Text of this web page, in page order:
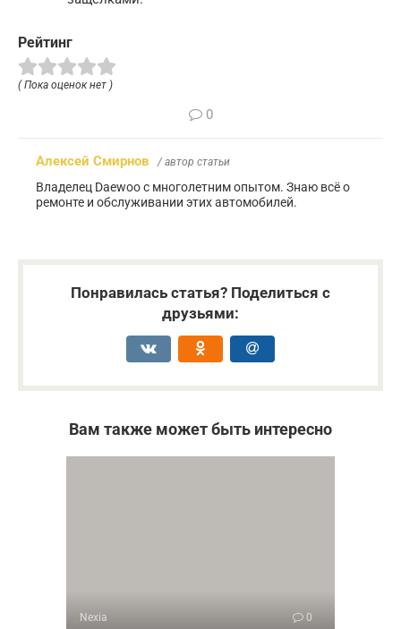
Рейтинг
( Пока оценок нет )
0
Алексей Смирнов / автор статьи
Владелец Daewoo с многолетним опытом. Знаю всё о
ремонте и обслуживании этих автомобилей.
Понравилась статья? Поделиться с
друзьями:
Вам также может быть интересно
Nexia 0